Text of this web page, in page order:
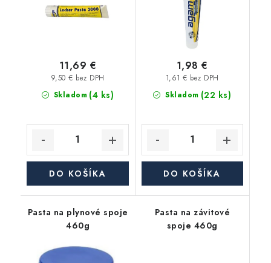
Skladom (4 ks)
9,50 € bez DPH
11,69 €
DO KOŠÍKA
Skladom (22 ks)
1,61 € bez DPH
1,98 €
DO KOŠÍKA
Pasta na plynové spoje
460g
Pasta na závitové
spoje 460g